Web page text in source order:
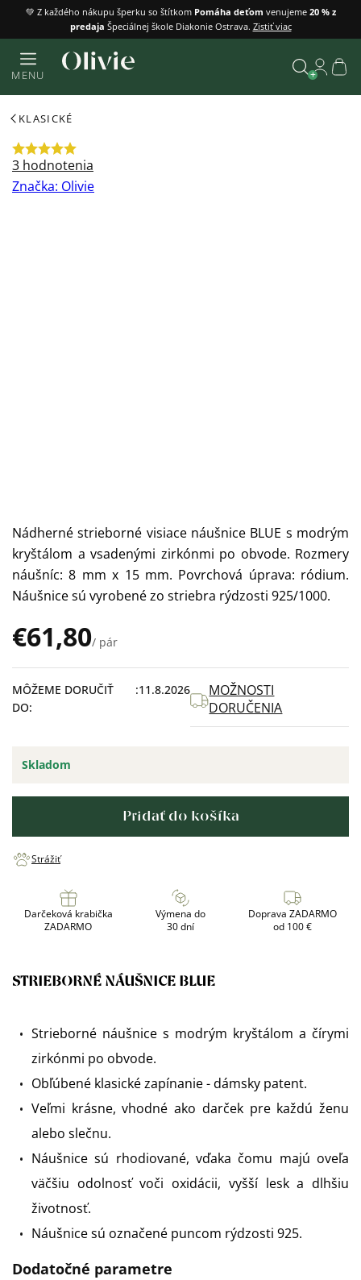
Prejsť
obsah
💚 Z každého nákupu šperku so štítkom Pomáha deťom venujeme 20 % z
predaja Špeciálnej škole Diakonie Ostrava. Zistiť viac
MENU
KLASICKÉ
Priemerné
hodnotenie
3 hodnotenia
Značka: Olivie
€61,80/ pár
Jednotková
cena:
Skladom
MÔŽEME DORUČIŤ
DO:
11.8.2026
MOŽNOSTI
DORUČENIA
Pridať do košíka
Nádherné strieborné visiace náušnice BLUE s modrým
kryštálom a vsadenými zirkónmi po obvode. Rozmery
náušníc: 8 mm x 15 mm. Povrchová úprava: ródium.
Náušnice sú vyrobené zo striebra rýdzosti 925/1000.
Strážiť
Darčeková krabička
ZADARMO
Výmena do
30 dní
Doprava ZADARMO
od 100 €
STRIEBORNÉ NÁUŠNICE BLUE
Strieborné náušnice s modrým kryštálom a čírymi
zirkónmi po obvode.
Obľúbené klasické zapínanie - dámsky patent.
Veľmi krásne, vhodné ako darček pre každú ženu
alebo slečnu.
Náušnice sú rhodiované, vďaka čomu majú oveľa
väčšiu odolnosť voči oxidácii, vyšší lesk a dlhšiu
životnosť.
Náušnice sú označené puncom rýdzosti 925.
Dodatočné parametre